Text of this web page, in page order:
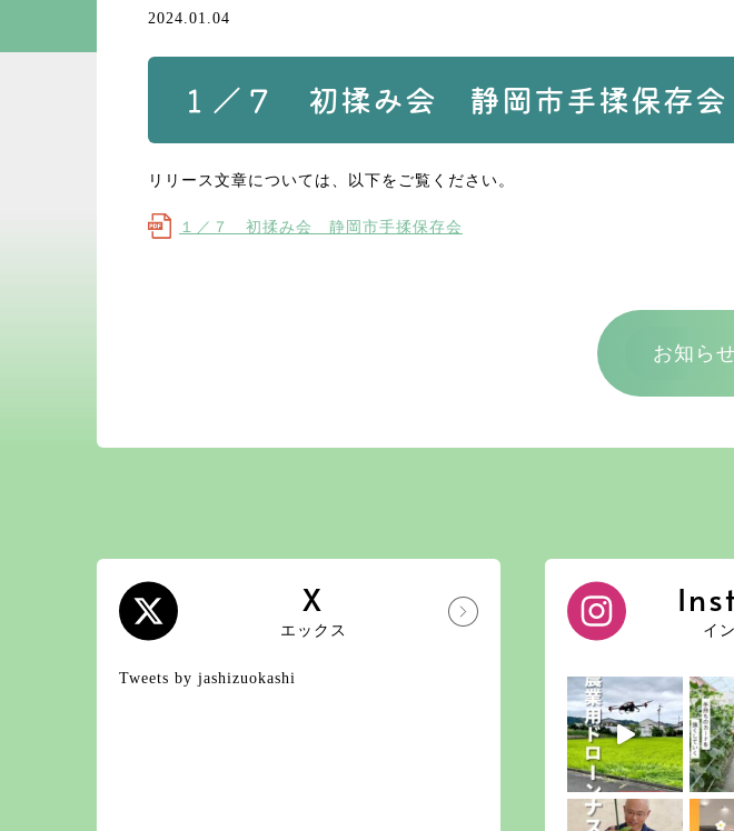
2024.01.04
１／７ 初揉み会 静岡市手揉保存会
リリース文章については、以下をご覧ください。
１／７ 初揉み会 静岡市手揉保存会
お知ら
X
エックス
Tweets by jashizuokashi
イ